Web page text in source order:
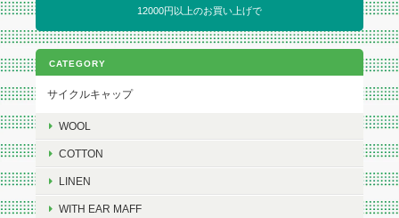
12000円以上のお買い上げで
CATEGORY
サイクルキャップ
WOOL
COTTON
LINEN
WITH EAR MAFF